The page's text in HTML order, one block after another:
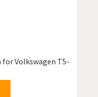
Volkswagen T5-